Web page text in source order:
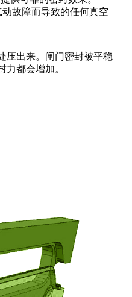
故障而导致的任何真空
压出来。闸门密封被平稳
都会增加。